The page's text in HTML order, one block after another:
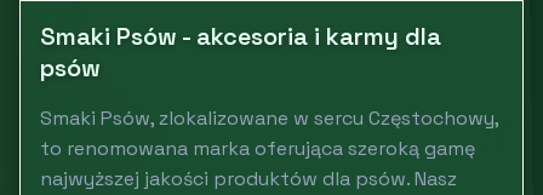
Smaki Psów - akcesoria i karmy dla
psów
Smaki Psów, zlokalizowane w sercu Częstochowy,
to renomowana marka oferująca szeroką gamę
najwyższej jakości produktów dla psów. Nasz